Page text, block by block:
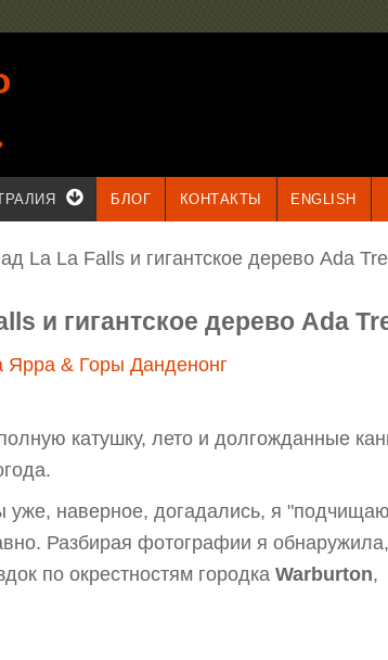
БЛОГ КОНТАКТЫ ENGLISH
La La Falls и гигантское дерево Ada
и гигантское дерево Ada
Ярра & Горы Данденонг
катушку, лето и долгожданные
уже, наверное, догадались, я
Разбирая фотографии я обнаружила,
по окрестностям городка Warburton,